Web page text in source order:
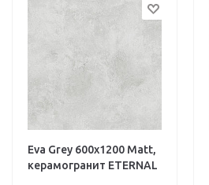
Eva Grey 600х1200 Matt,
керамогранит ETERNAL